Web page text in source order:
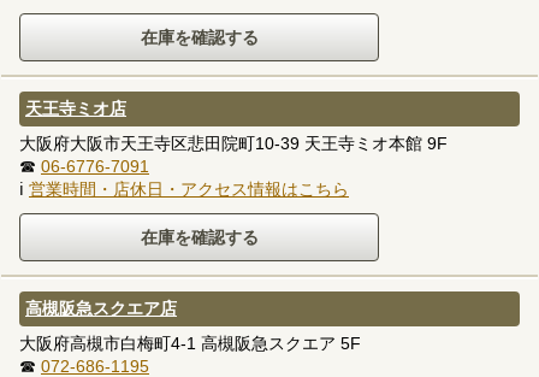
天王寺ミオ店
大阪府大阪市天王寺区悲田院町10-39 天王寺ミオ本館 9F
☎ 06-6776-7091
ℹ 営業時間・店休日・アクセス情報はこちら
高槻阪急スクエア店
大阪府高槻市白梅町4-1 高槻阪急スクエア 5F
☎ 072-686-1195